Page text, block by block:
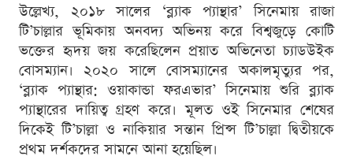
উল্লেখ্য, ২০১৮ সালের ‘ব্ল্যাক প্যান্থার’ সিনেমায় রাজা
টি’চাল্লার ভূমিকায় অনবদ্য অভিনয় করে বিশ্বজুড়ে কোটি
ভক্তের হৃদয় জয় করেছিলেন প্রয়াত অভিনেতা চ্যাডউইক
বোসম্যান। ২০২০ সালে বোসম্যানের অকালমৃত্যুর পর,
‘ব্ল্যাক প্যান্থার: ওয়াকান্ডা ফরএভার’ সিনেমায় শুরি ব্ল্যাক
প্যান্থারের দায়িত্ব গ্রহণ করে। মূলত ওই সিনেমার শেষের
দিকেই টি’চাল্লা ও নাকিয়ার সন্তান প্রিন্স টি’চাল্লা দ্বিতীয়কে
প্রথম দর্শকদের সামনে আনা হয়েছিল।